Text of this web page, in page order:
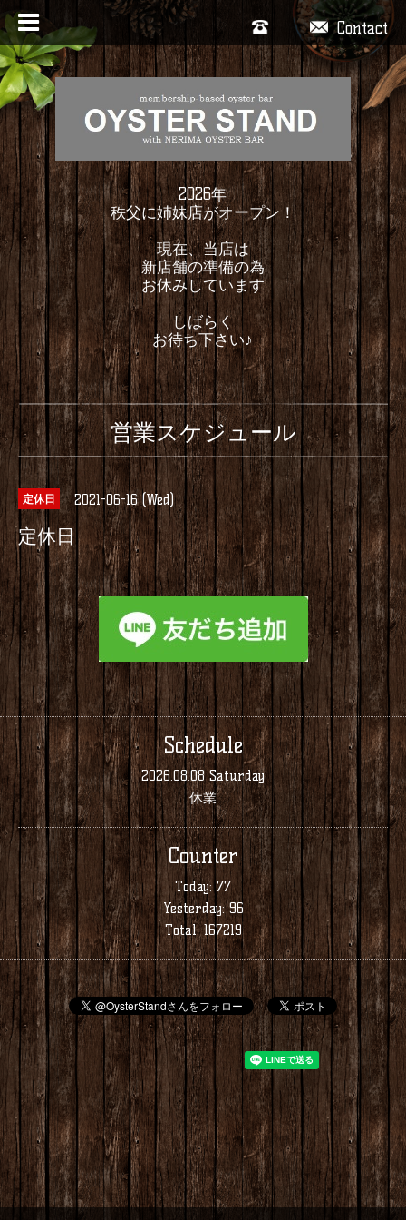
Contact
2026年
秩父に姉妹店がオープン！
現在、当店は
新店舗の準備の為
お休みしています
しばらく
お待ち下さい♪
営業スケジュール
定休日 2021-06-16 (Wed)
定休日
Schedule
2026.08.08 Saturday
休業
Counter
Today: 77
Yesterday:96
Total:167219